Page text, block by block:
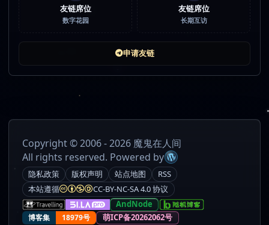
友链席位
数字花园
友链席位
长期互访
申请友链
Copyright © 2006 - 2026 魔鬼在人间
All rights reserved. Powered by
隐私政策 版权声明 站点地图
RSS
本站遵循
CC-BY-NC-SA 4.0 协议
AndNode
博客集 18979号 萌ICP备20262062号